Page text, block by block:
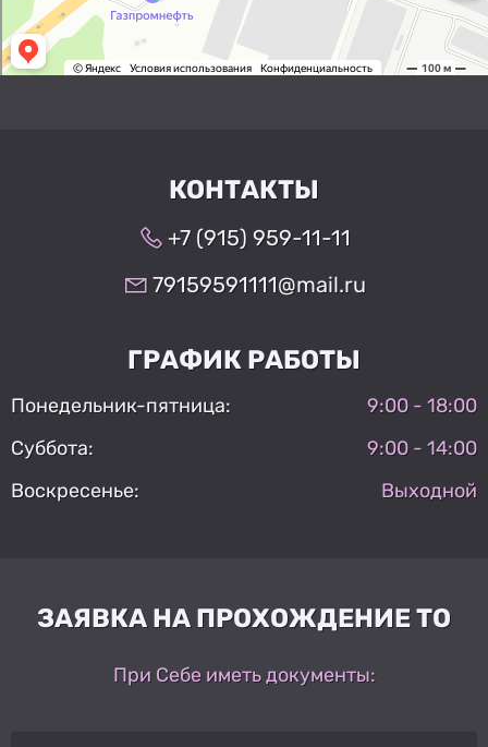
КОНТАКТЫ
+7 (915) 959-11-11
79159591111@mail.ru
ГРАФИК РАБОТЫ
Понедельник-пятница:
9:00 - 18:00
Суббота:
9:00 - 14:00
Воскресенье:
Выходной
ЗАЯВКА НА ПРОХОЖДЕНИЕ ТО
При Себе иметь документы: